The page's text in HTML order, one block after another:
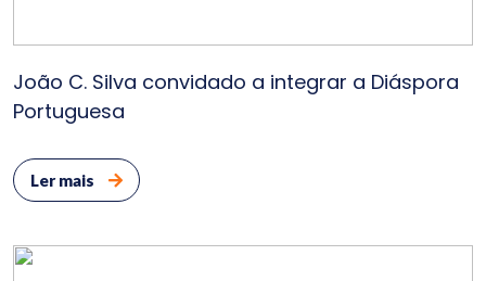
João C. Silva convidado a integrar a Diáspora
Portuguesa
Ler mais